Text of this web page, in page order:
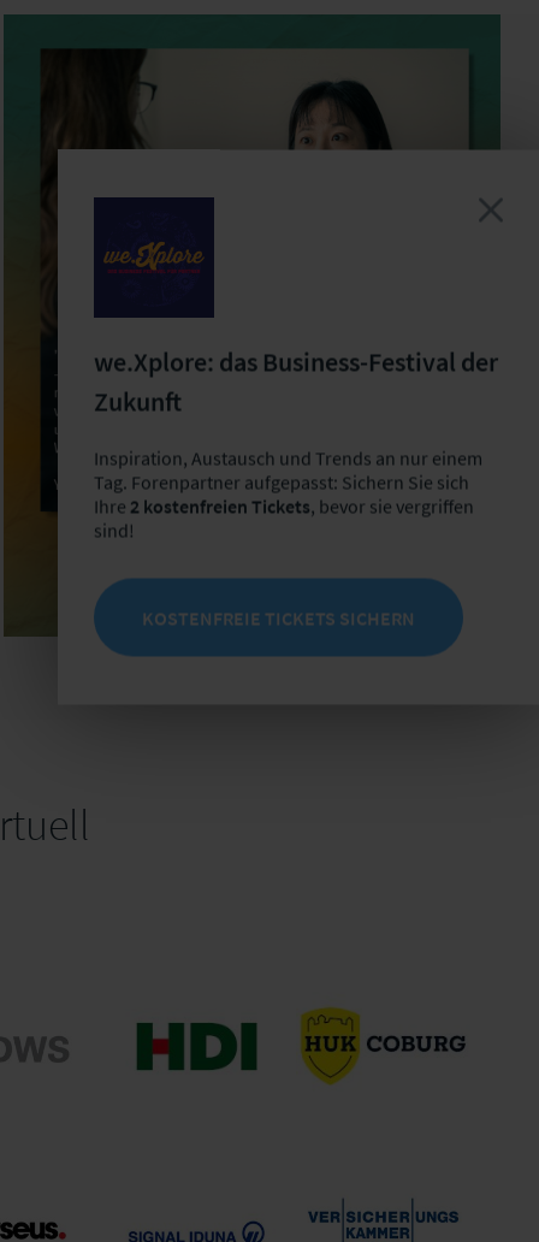
HDI Versicherungen HUK Coburg
we.Xplore: das Business-Festival der
Zukunft
Inspiration, Austausch und Trends an nur einem
Tag. Forenpartner aufgepasst: Sichern Sie sich
Ihre 2 kostenfreien Tickets, bevor sie vergriffen
sind!
KOSTENFREIE TICKETS SICHERN